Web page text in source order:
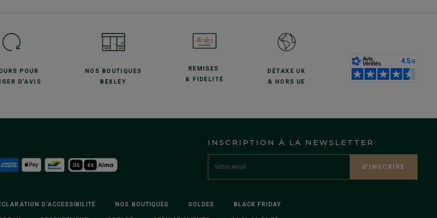
POUR
D'AVIS
NOS BOUTIQUES
BEXLEY
REMISES
& FIDÉLITÉ
DÉTAXE UK
& HORS UE
INSCRIPTION À LA NEWSLETTER
S’INSCRIRE
D’ACCESSIBILITÉ NOS BOUTIQUES SOLDES BLACK FRIDAY